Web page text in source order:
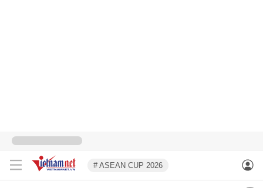
# ASEAN CUP 2026